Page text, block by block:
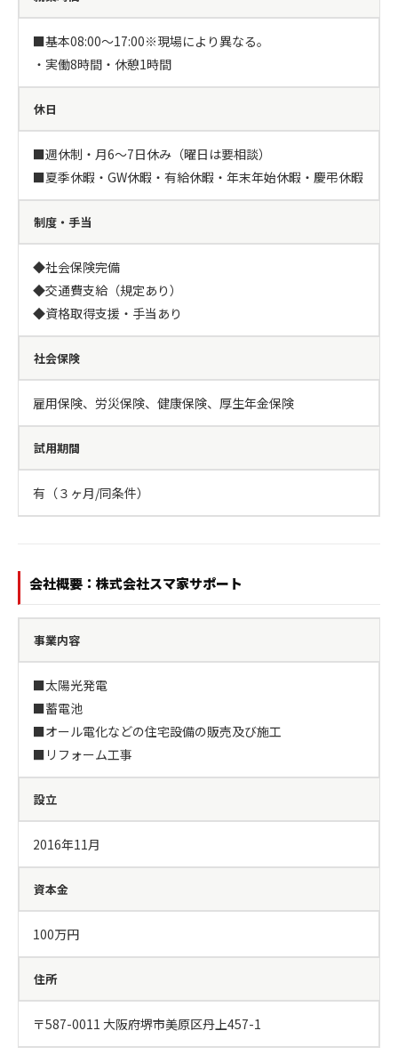
■基本08:00～17:00※現場により異なる。
・実働8時間・休憩1時間
休日
■週休制・月6～7日休み（曜日は要相談）
■夏季休暇・GW休暇・有給休暇・年末年始休暇・慶弔休暇
制度・手当
◆社会保険完備
◆交通費支給（規定あり）
◆資格取得支援・手当あり
社会保険
雇用保険、労災保険、健康保険、厚生年金保険
試用期間
有（３ヶ月/同条件）
会社概要：株式会社スマ家サポート
事業内容
■太陽光発電
■蓄電池
■オール電化などの住宅設備の販売及び施工
■リフォーム工事
設立
2016年11月
資本金
100万円
住所
〒587-0011 大阪府堺市美原区丹上457-1